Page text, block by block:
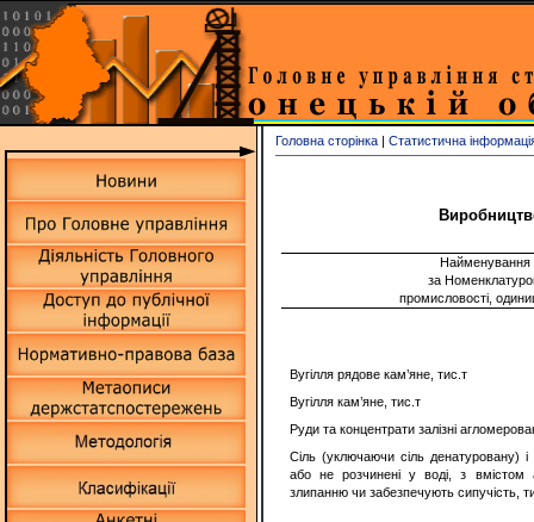
Головна сторінка | Статистична
Найменування
за
промисловості,
Вугілля рядове кам’яне, тис.т
Вугілля кам’яне, тис.т
Руди та концентрати залізні
Сіль (уключаючи сіль денатуровану) і
або не розчинені у воді, з вмістом
злипанню чи забезпечують сипучість,